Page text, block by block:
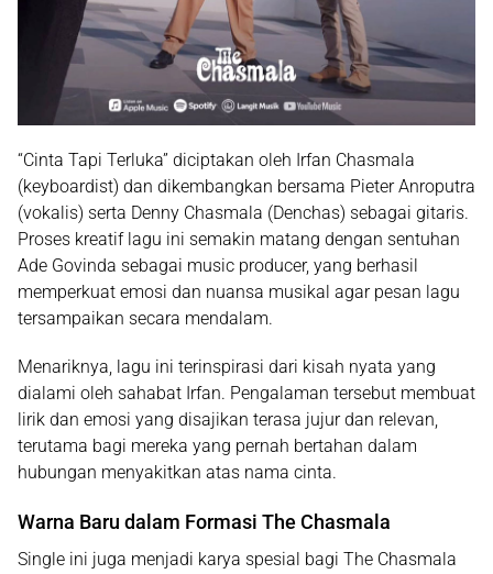
“Cinta Tapi Terluka” diciptakan oleh Irfan Chasmala
(keyboardist) dan dikembangkan bersama Pieter Anroputra
(vokalis) serta Denny Chasmala (Denchas) sebagai gitaris.
Proses kreatif lagu ini semakin matang dengan sentuhan
Ade Govinda sebagai music producer, yang berhasil
memperkuat emosi dan nuansa musikal agar pesan lagu
tersampaikan secara mendalam.
Menariknya, lagu ini terinspirasi dari kisah nyata yang
dialami oleh sahabat Irfan. Pengalaman tersebut membuat
lirik dan emosi yang disajikan terasa jujur dan relevan,
terutama bagi mereka yang pernah bertahan dalam
hubungan menyakitkan atas nama cinta.
Warna Baru dalam Formasi The Chasmala
Single ini juga menjadi karya spesial bagi The Chasmala